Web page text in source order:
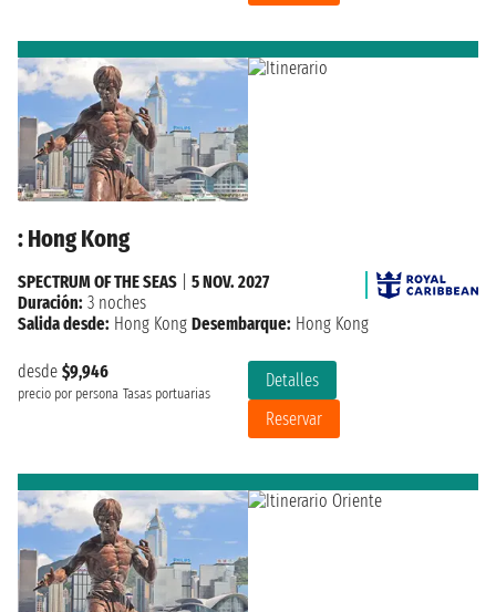
: Hong Kong
desde $9,946
precio por persona Tasas portuarias
Detalles
Reservar
SPECTRUM OF THE SEAS
5 NOV. 2027
Duración: 3 noches
Salida desde: Hong Kong Desembarque: Hong Kong